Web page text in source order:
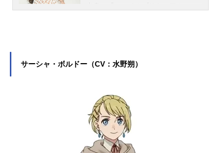
では、井上麻里奈さんのオススメ記
事をご紹介！
サーシャ・ボルドー（CV：水野朔）